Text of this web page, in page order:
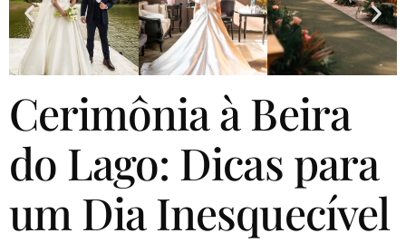
Cerimônia à Beira
do Lago: Dicas para
um Dia Inesquecível